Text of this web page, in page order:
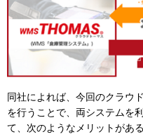
同社によれば、今回のクラウ
を行うことで、両システムを
て、次のようなメリットがある